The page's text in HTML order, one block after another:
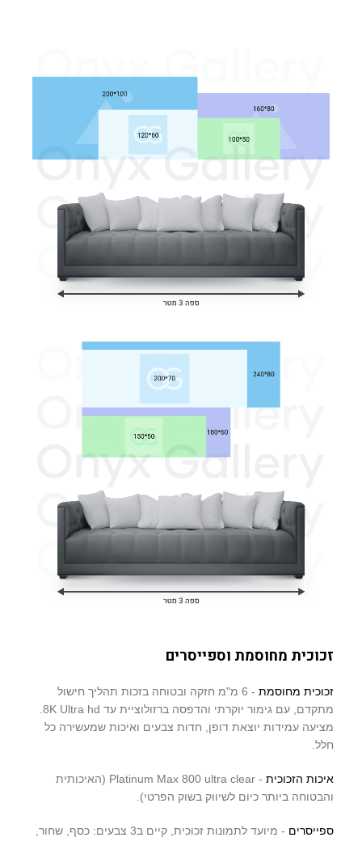
זכוכית מחוסמת וספייסרים
זכוכית מחוסמת
- 6 מ"מ חזקה ובטוחה בזכות תהליך חישול
מציעה עמידות יוצאת דופן, חדות צבעים ואיכות שמעשירה כל
חלל.
איכות הזכוכית
- Platinum Max 800 ultra clear (האיכותית
והבטוחה ביותר כיום לשיווק בשוק הפרטי).
ספייסרים
- מיועד לתמונות זכוכית, קיים ב3 צבעים: כסף, שחור,